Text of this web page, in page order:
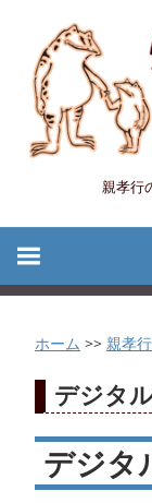
キ
プ
親孝行
ホーム >> 親孝
デジタ
デジタ